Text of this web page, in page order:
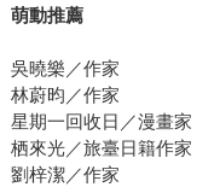
萌動推薦
吳曉樂／作家
林蔚昀／作家
星期一回收日／漫畫家
栖來光／旅臺日籍作家
劉梓潔／作家